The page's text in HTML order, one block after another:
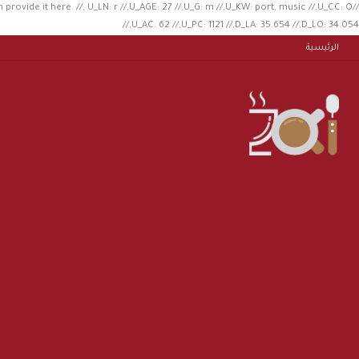
it here. //, U_LN: r //,U_AGE: 27 //,U_G: m //,U_KW: port, music //,U_CC: O
//,U_AC: 62 //,U_PC: 1121 //,D_LA: 35.654 //,D_LO: 34.054
الرئيسية